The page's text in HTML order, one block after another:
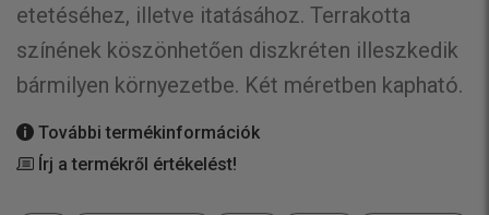
etetéséhez, illetve itatásához. Terrakotta
színének köszönhetően diszkréten illeszkedik
bármilyen környezetbe. Két méretben kapható.
További termékinformációk
Írj a termékről értékelést!